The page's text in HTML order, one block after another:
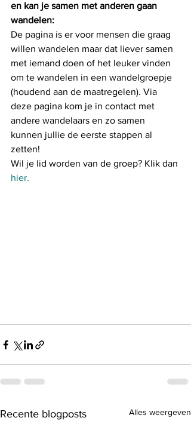
en kan je samen met anderen gaan
wandelen:
De pagina is er voor mensen die graag
willen wandelen maar dat liever samen
met iemand doen of het leuker vinden
om te wandelen in een wandelgroepje
(houdend aan de maatregelen). Via
deze pagina kom je in contact met
andere wandelaars en zo samen
kunnen jullie de eerste stappen al
zetten!
Wil je lid worden van de groep? Klik dan
hier.
Recente blogposts Alles weergeven